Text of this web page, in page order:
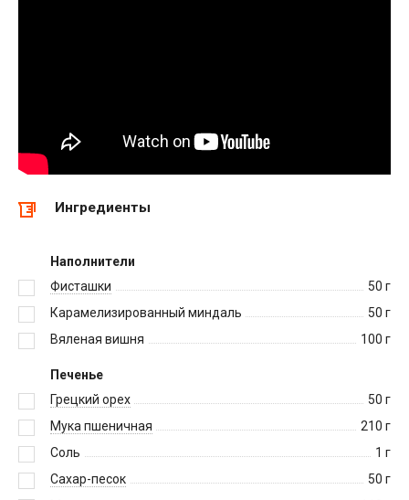
Ингредиенты
Наполнители
Фисташки
50 г
Карамелизированный миндаль
50 г
Вяленая вишня
100 г
Печенье
Грецкий орех
50 г
Мука пшеничная
210 г
Соль
1 г
Сахар-песок
50 г